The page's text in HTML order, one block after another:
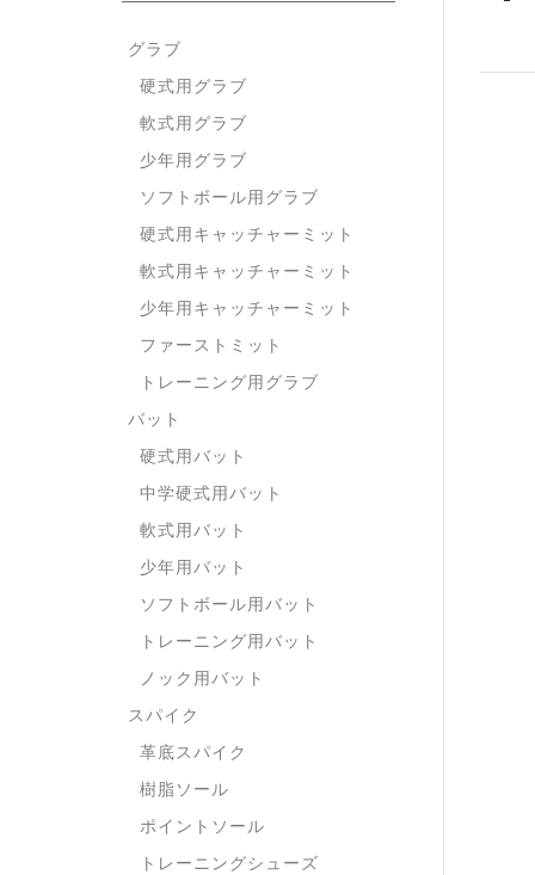
グラブ
硬式用グラブ
軟式用グラブ
少年用グラブ
ソフトボール用グラブ
硬式用キャッチャーミット
軟式用キャッチャーミット
少年用キャッチャーミット
ファーストミット
トレーニング用グラブ
バット
硬式用バット
中学硬式用バット
軟式用バット
少年用バット
ソフトボール用バット
トレーニング用バット
ノック用バット
スパイク
革底スパイク
樹脂ソール
ポイントソール
トレーニングシューズ